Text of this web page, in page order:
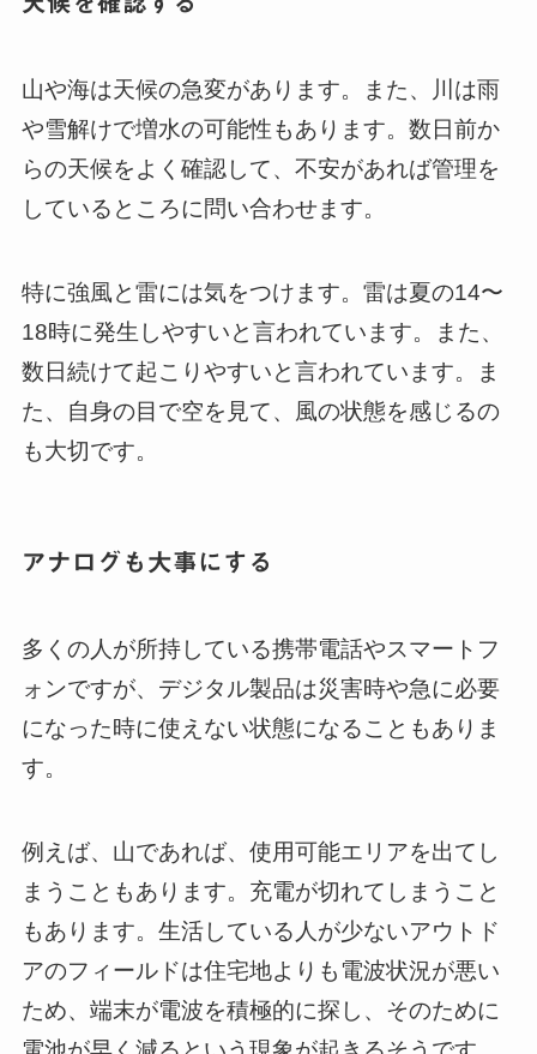
山や海は天候の急変があります。また、川は雨
や雪解けで増水の可能性もあります。数日前か
らの天候をよく確認して、不安があれば管理を
しているところに問い合わせます。
特に強風と雷には気をつけます。雷は夏の14〜
18時に発生しやすいと言われています。また、
数日続けて起こりやすいと言われています。ま
た、自身の目で空を見て、風の状態を感じるの
も大切です。
アナログも大事にする
多くの人が所持している携帯電話やスマートフ
ォンですが、デジタル製品は災害時や急に必要
になった時に使えない状態になることもありま
す。
例えば、山であれば、使用可能エリアを出てし
まうこともあります。充電が切れてしまうこと
もあります。生活している人が少ないアウトド
アのフィールドは住宅地よりも電波状況が悪い
ため、端末が電波を積極的に探し、そのために